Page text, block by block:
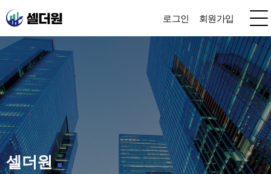
로그인 회원가입
셀더원